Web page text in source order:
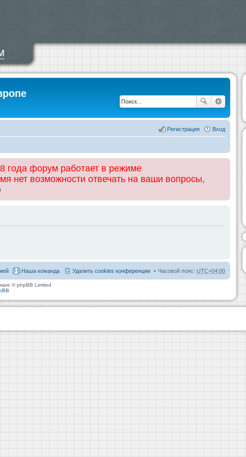
Вход
Регистрация
года форум работает в режиме
нет возможности отвечать на ваши вопросы,
Часовой пояс: UTC+04:00
Удалить cookies конференции
Наша команда
© phpBB Limited